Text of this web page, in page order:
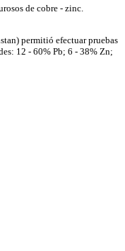
de cobre - zinc.
permitió efectuar pruebas
12 - 60% Pb; 6 - 38% Zn;